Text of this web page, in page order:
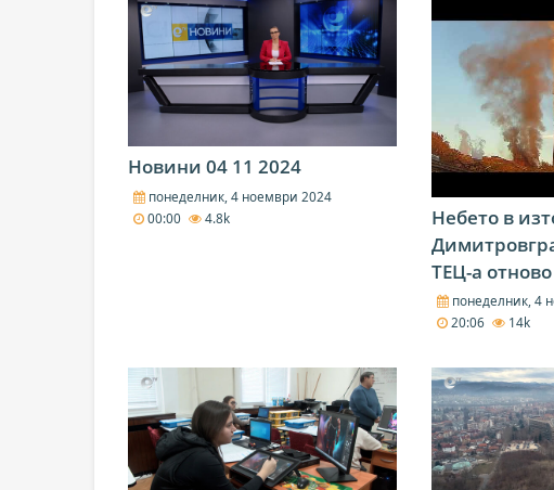
Новини 04 11 2024
понеделник, 4 ноември 2024
00:00
4.8k
Небето в
ТЕЦ-а
понеделник, 4
20:06
14k